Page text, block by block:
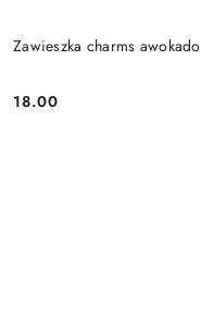
Zawieszka charms awokado
Cena:
18.00